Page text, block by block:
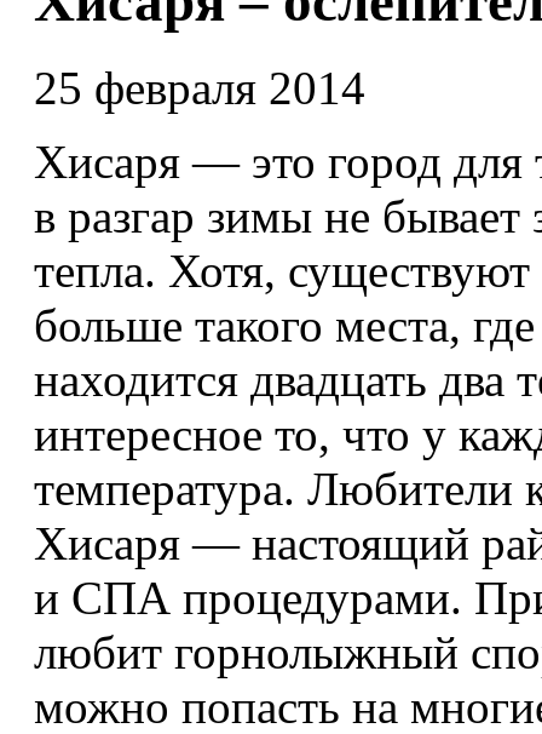
25 февраля 2014
Хисаря — это город
в разгар зимы не бывает
тепла. Хотя,
больше такого места,
находится двадцать
интересное то, что у
температура. Любители
Хисаря — настоящий
и СПА процедурами.
любит горнолыжный
можно попасть на